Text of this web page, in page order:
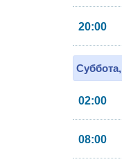
20:00
02:00
08:00